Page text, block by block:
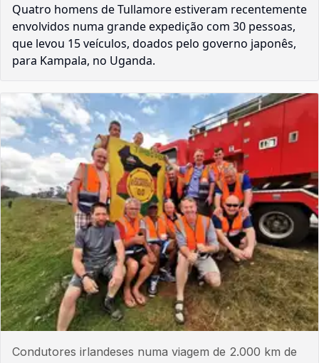
Quatro homens de Tullamore estiveram recentemente
envolvidos numa grande expedição com 30 pessoas,
que levou 15 veículos, doados pelo governo japonês,
para Kampala, no Uganda.
Condutores irlandeses numa viagem de 2.000 km de